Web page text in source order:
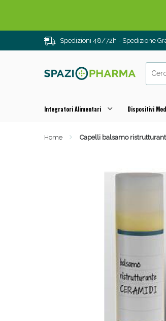
Spedizioni 48/72h - Spedizione
Integratori Alimentari Dispositivi
Home Capelli balsamo